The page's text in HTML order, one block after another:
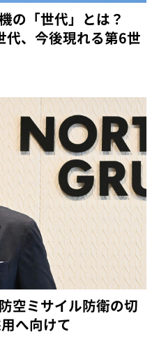
の「世代」とは？
、今後現れる第6世
空ミサイル防衛の切
へ向けて